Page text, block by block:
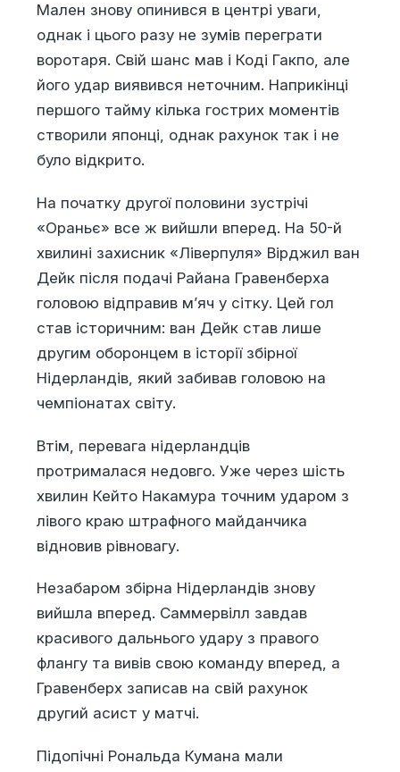
Мален знову опинився в центрі уваги,
однак і цього разу не зумів переграти
воротаря. Свій шанс мав і Коді Гакпо, але
його удар виявився неточним. Наприкінці
першого тайму кілька гострих моментів
створили японці, однак рахунок так і не
було відкрито.
На початку другої половини зустрічі
«Ораньє» все ж вийшли вперед. На 50-й
хвилині захисник «Ліверпуля» Вірджил ван
Дейк після подачі Райана Гравенберха
головою відправив м’яч у сітку. Цей гол
став історичним: ван Дейк став лише
другим оборонцем в історії збірної
Нідерландів, який забивав головою на
чемпіонатах світу.
Втім, перевага нідерландців
протрималася недовго. Уже через шість
хвилин Кейто Накамура точним ударом з
лівого краю штрафного майданчика
відновив рівновагу.
Незабаром збірна Нідерландів знову
вийшла вперед. Саммервілл завдав
красивого дальнього удару з правого
флангу та вивів свою команду вперед, а
Гравенберх записав на свій рахунок
другий асист у матчі.
Підопічні Рональда Кумана мали